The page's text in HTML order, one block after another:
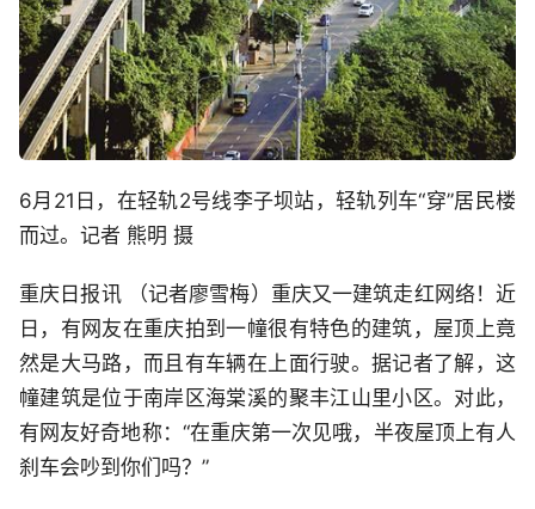
6月21日，在轻轨2号线李子坝站，轻轨列车“穿”居民楼
而过。记者 熊明 摄
重庆日报讯 （记者廖雪梅）重庆又一建筑走红网络！近
日，有网友在重庆拍到一幢很有特色的建筑，屋顶上竟
然是大马路，而且有车辆在上面行驶。据记者了解，这
幢建筑是位于南岸区海棠溪的聚丰江山里小区。对此，
有网友好奇地称：“在重庆第一次见哦，半夜屋顶上有人
刹车会吵到你们吗？”